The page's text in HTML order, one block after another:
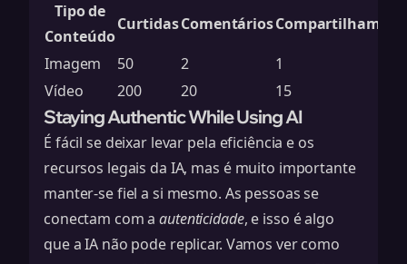
Tipo de
Conteúdo
CurtidasComentários
Imagem
50 2
1
Vídeo
200 20 15
Staying Authentic While Using AI
É fácil se deixar levar pela eficiência e os
recursos legais da IA, mas é muito importante
manter-se fiel a si mesmo. As pessoas se
conectam com aautenticidade, e isso é algo
que a IA não pode replicar. Vamos ver como